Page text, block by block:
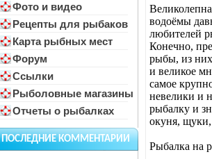
Фото и видео
Рецепты для рыбаков
Карта рыбных мест
Форум
Ссылки
Рыболовные магазины
Отчеты о рыбалках
ПОСЛЕДНИЕ КОММЕНТАРИИ
водоёмы
любителей
Конечно,
рыбы, из
и великое
самое
невелики и
рыбалку и
окуня,
Рыбалка на